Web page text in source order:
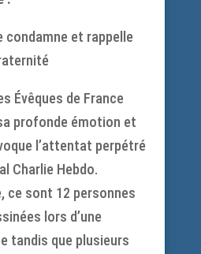
condamne et rappelle
Évêques de France
profonde émotion et
l’attentat perpétré
Charlie Hebdo.
ce sont 12 personnes
lors d’une
tandis que plusieurs